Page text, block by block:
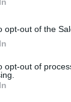
opt-out of the
opt-out of
newsletter
destacado